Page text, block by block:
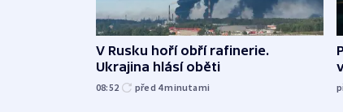
V Rusku hoří obří rafinerie.
Ukrajina hlásí oběti
08:52 před 4minutami